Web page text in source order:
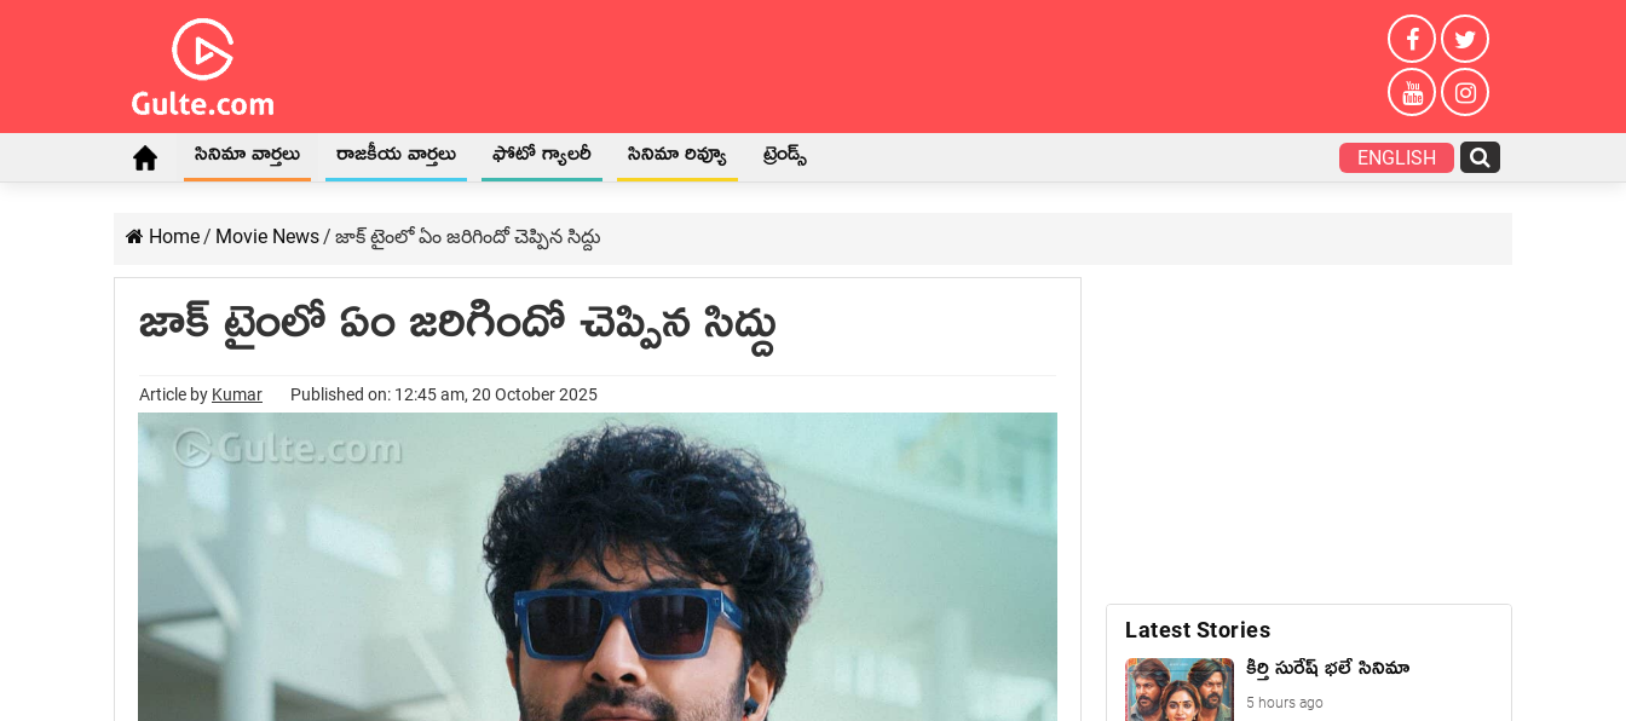
సినిమా వార్తలు రాజకీయ వార్తలు ఫోటో గ్యాలరీ సినిమా రివ్యూ ట్రెండ్స్ ENGLISH
Home/ Movie News/ జాక్ టైంలో ఏం జరిగిందో చెప్పిన సిద్దు
జాక్ టైంలో ఏం జరిగిందో చెప్పిన సిద్దు
Article by Kumar Published on: 12:45 am, 20 October 2025
Latest Stories
కీర్తి సురేష్ భ‌లే సినిమా
5 hours ago